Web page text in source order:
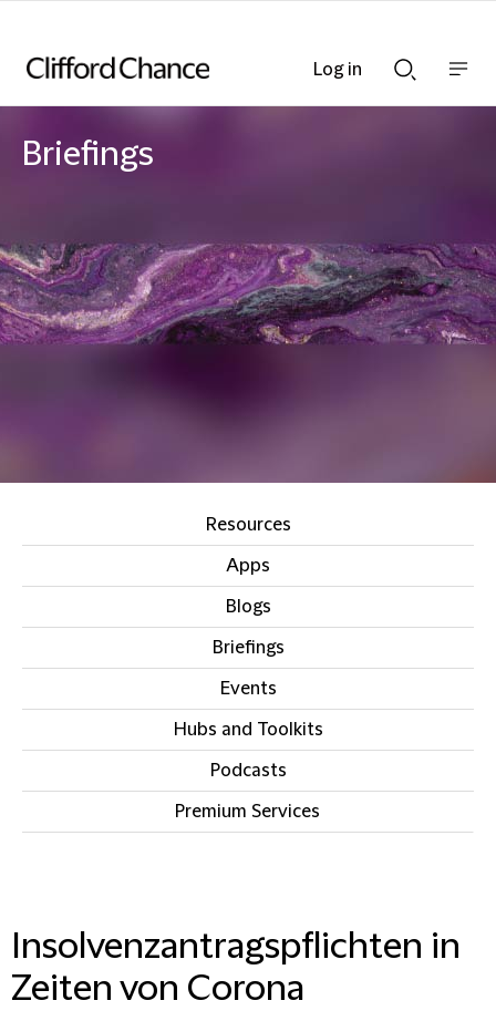
Searchnav
Briefings
Resources
Apps
Blogs
Briefings
Events
Hubs and Toolkits
Podcasts
Premium Services
Insolvenzantragspflichten in
Zeiten von Corona
Log in